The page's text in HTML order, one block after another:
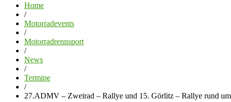
Home
/
Motorradevents
/
Motorradrennsport
/
News
/
Termine
/
27.ADMV – Zweirad – Rallye und 15. Görlitz – Rallye rund